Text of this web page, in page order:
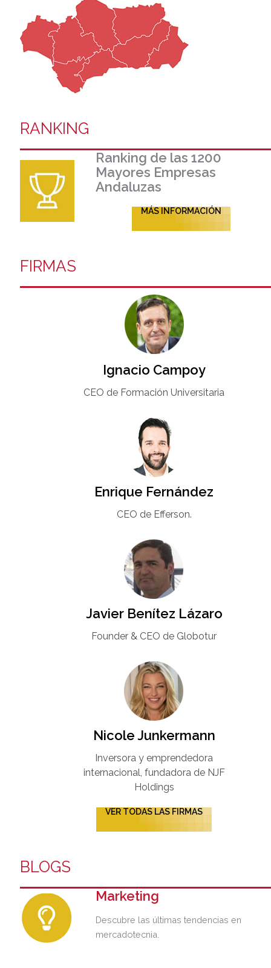
RANKING
Ranking de las 1200
Mayores Empresas
Andaluzas
MÁS INFORMACIÓN
FIRMAS
Ignacio Campoy​
CEO de Formación Universitaria​
Enrique Fernández
CEO de Efferson.
Javier Benítez Lázaro
Founder & CEO de Globotur​
Nicole Junkermann​
Inversora y emprendedora
internacional, fundadora de NJF
Holdings
VER TODAS LAS FIRMAS
BLOGS
Marketing
Descubre las últimas tendencias en
mercadotecnia.